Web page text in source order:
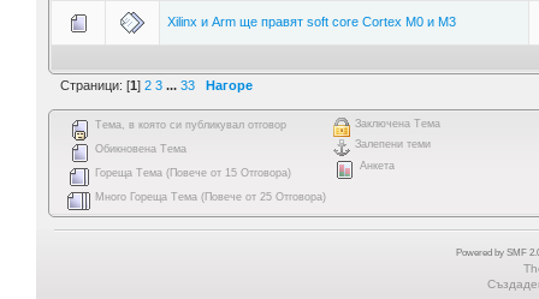
Xilinx и Arm ще правят soft core Cortex M0 и M3
Страници: [1] 2 3 ... 33 Нагоре
Тема, в която си публикувал отговор
Обикновена Тема
Гореща Тема (Повече от 15 Отговора)
Много Гореща Тема (Повече от 25 Отговора)
Заключена Тема
Залепени теми
Анкета
Powered by SMF